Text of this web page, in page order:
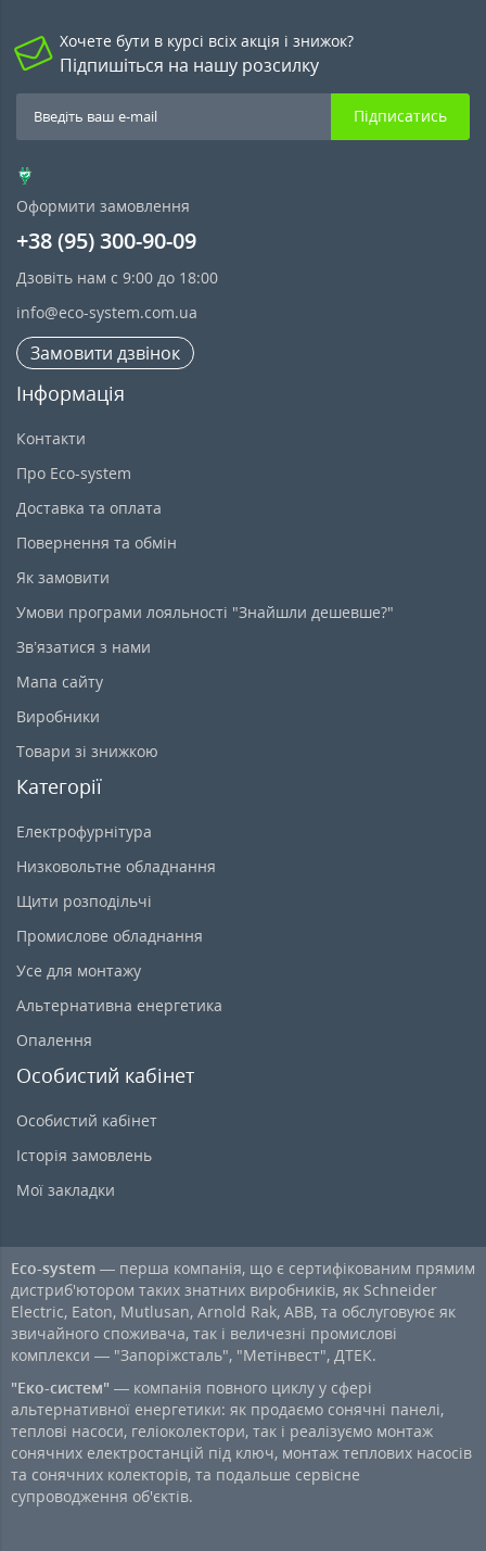
Хочете бути в курсі всіх акція і знижок?
Підпишіться на нашу розсилку
Підписатись
Оформити замовлення
+38 (95) 300-90-09
Дзовіть нам с 9:00 до 18:00
info@eco-system.com.ua
Замовити дзвінок
Інформація
Контакти
Про Eco-system
Доставка та оплата
Повернення та обмін
Як замовити
Умови програми лояльності "Знайшли дешевше?"
Зв’язатися з нами
Мапа сайту
Виробники
Товари зі знижкою
Категорії
Електрофурнітура
Низковольтне обладнання
Щити розподільчі
Промислове обладнання
Усе для монтажу
Альтернативна енергетика
Опалення
Особистий кабінет
Особистий кабінет
Історія замовлень
Мої закладки
Eco-system — перша компанія, що є сертифікованим прямим
дистриб'ютором таких знатних виробників, як Schneider
Electric, Eaton, Mutlusan, Arnold Rak, ABB, та обслуговуює як
звичайного споживача, так і величезні промислові
комплекси — "Запоріжсталь", "Метінвест", ДТЕК.
"Еко-систем" — компанія повного циклу у сфері
альтернативної енергетики: як продаємо сонячні панелі,
теплові насоси, геліоколектори, так і реалізуємо монтаж
сонячних електростанцій під ключ, монтаж теплових насосів
та сонячних колекторів, та подальше сервісне
супроводження об'єктів.